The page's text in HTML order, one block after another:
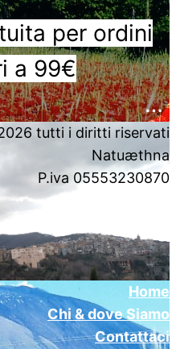
per ordini
a 99€
….
tutti i diritti riservati
Natuæthna
P.iva 05553230870
Home
Chi & dove Siamo
Contattaci